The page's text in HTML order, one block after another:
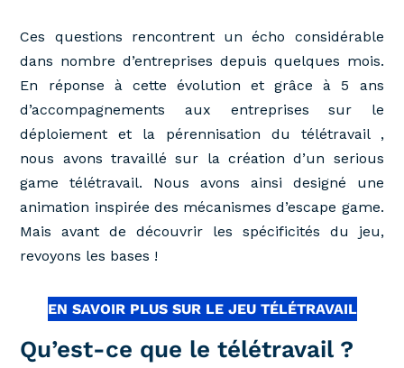
Ces questions rencontrent un écho considérable
dans nombre d’entreprises depuis quelques mois.
En réponse à cette évolution et grâce à 5 ans
d’accompagnements aux entreprises sur le
déploiement et la pérennisation du télétravail ,
nous avons travaillé sur la création d’un serious
game télétravail. Nous avons ainsi designé une
animation inspirée des mécanismes d’escape game.
Mais avant de découvrir les spécificités du jeu,
revoyons les bases !
EN SAVOIR PLUS SUR LE JEU TÉLÉTRAVAIL
Qu’est-ce que le télétravail ?